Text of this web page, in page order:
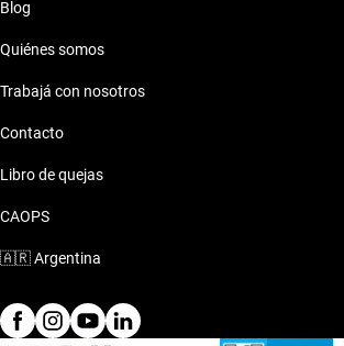
Blog
Quiénes somos
Trabajá con nosotros
Contacto
Libro de quejas
CAOPS
🇦🇷Argentina